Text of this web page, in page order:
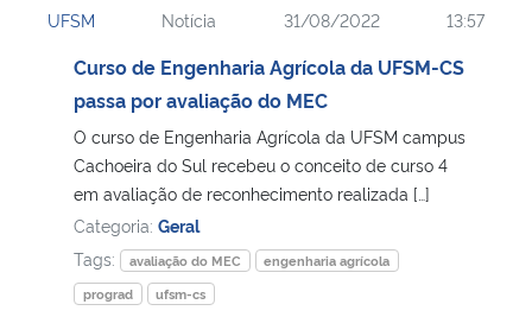
Ministério da Cidadania
Ministério de Minas e Energia
Ministério da Ciência, Tecnologia, Inovações e Comunicações
Ministério do Meio Ambiente
UFSM Notícia 31/08/2022 13:57
Curso de Engenharia Agrícola da UFSM-CS
passa por avaliação do MEC
O curso de Engenharia Agrícola da UFSM campus
Cachoeira do Sul recebeu o conceito de curso 4
em avaliação de reconhecimento realizada […]
Categoria: Geral
Tags:
avaliação do MEC
engenharia agrícola
prograd
ufsm-cs